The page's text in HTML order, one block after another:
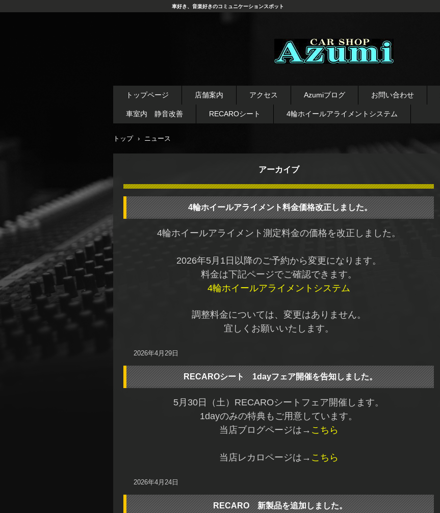
イール デッドニング カーオ
ーディオ レカロシート
車好き、音楽好きのコミュニケーションスポット
トップページ 店舗案内 アクセス Azumiブログ お問い合わせ
車室内 静音改善 RECAROシート 4輪ホイールアライメントシステム
トップ › ニュース
アーカイブ
4輪ホイールアライメント料金価格改正しました。
4輪ホイールアライメント測定料金の価格を改正しました。
2026年5月1日以降のご予約から変更になります。
料金は下記ページでご確認できます。
4輪ホイールアライメントシステム
調整料金については、変更はありません。
宜しくお願いいたします。
2026年4月29日
RECAROシート 1dayフェア開催を告知しました。
5月30日（土）RECAROシートフェア開催します。
1dayのみの特典もご用意しています。
当店ブログページは→ こちら
当店レカロページは→ こちら
2026年4月24日
RECARO 新製品を追加しました。